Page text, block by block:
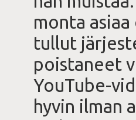
monta
tullut
poistaneet
YouTube-
hyvin ilman